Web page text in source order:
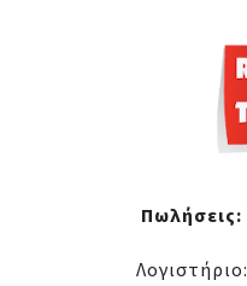
Πωλήσεις:
Λογιστήριο: